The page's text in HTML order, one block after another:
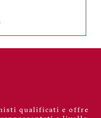
qualificati e offre